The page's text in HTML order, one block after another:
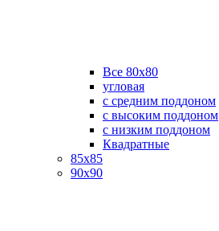
Все 80х80
угловая
с средним поддоном
с высоким поддоном
с низким поддоном
Квадратные
85х85
90х90